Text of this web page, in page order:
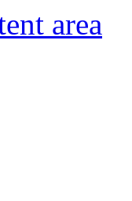
area